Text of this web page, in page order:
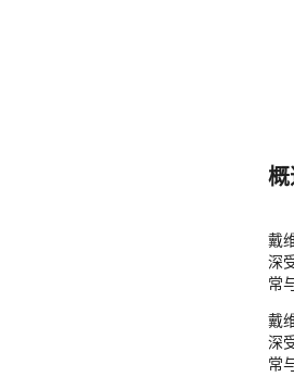
戴
深
常
戴
深
常